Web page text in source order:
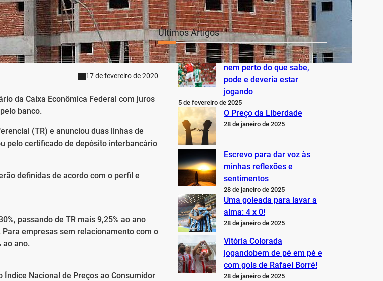
17 de fevereiro de 2020
da Caixa Econômica Federal com juros
banco.
(TR) e anunciou duas linhas de
pelo certificado de depósito interbancário
definidas de acordo com o perfil e
passando de TR mais 9,25% ao ano
empresas sem relacionamento com o
ao ano.
Nacional de Preços ao Consumidor
Últimos Artigos
O Inter não está jogando
nem perto do que sabe,
pode e deveria estar
jogando
5 de fevereiro de 2025
O Preço da Liberdade
28 de janeiro de 2025
Escrevo para dar voz às
minhas reflexões e
sentimentos
28 de janeiro de 2025
Uma goleada para lavar a
alma: 4 x 0!
28 de janeiro de 2025
Vitória Colorada
jogandobem de pé em pé e
com gols de Rafael Borré!
28 de janeiro de 2025